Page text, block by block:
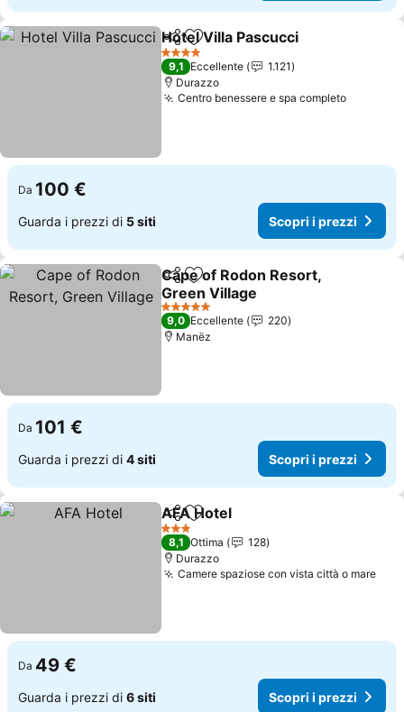
CondividiAggiungi ai preferiti
Hotel Villa Pascucci
4 Stelle
9,1 Eccellente
1.121
Durazzo
Centro benessere e spa completo
Da 100 €
Guarda i prezzi di 5 siti Scopri i prezzi
CondividiAggiungi ai preferiti
Cape of Rodon Resort,
Green Village
5 Stelle
9,0 Eccellente
220
Manëz
Da 101 €
Guarda i prezzi di 4 siti Scopri i prezzi
CondividiAggiungi ai preferiti
AFA Hotel
3 Stelle
8,1 Ottima
128
Durazzo
Camere spaziose con vista città o mare
Da 49 €
Guarda i prezzi di 6 siti Scopri i prezzi